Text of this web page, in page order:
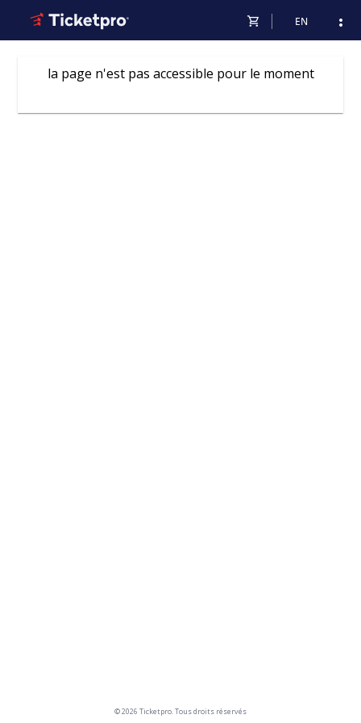
more_vert
EN
shopping_cart
la page n'est pas accessible pour le moment
© 2026 Ticketpro. Tous droits réservés